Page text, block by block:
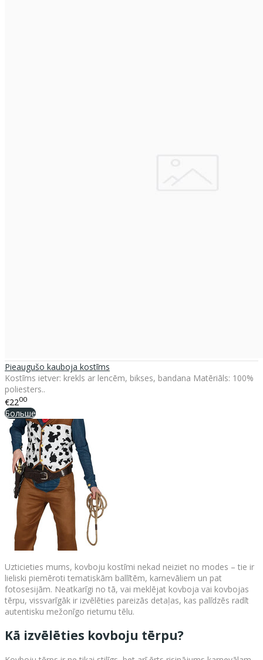
Pieaugušo kauboja kostīms
Kostīms ietver: krekls ar lencēm, bikses, bandana Matēriāls: 100%
poliesters..
€2200
Больше
Uzticieties mums, kovboju kostīmi nekad neiziet no modes – tie ir
lieliski piemēroti tematiskām ballītēm, karnevāliem un pat
fotosesijām. Neatkarīgi no tā, vai meklējat kovboja vai kovbojas
tērpu, vissvarīgāk ir izvēlēties pareizās detaļas, kas palīdzēs radīt
autentisku mežonīgo rietumu tēlu.
Kā izvēlēties kovboju tērpu?